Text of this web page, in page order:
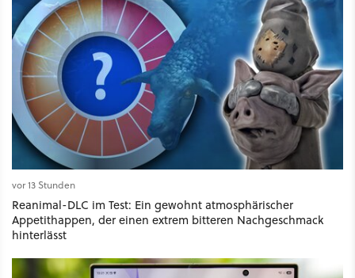
vor 13 Stunden
Reanimal-DLC im Test: Ein gewohnt atmosphärischer
Appetithappen, der einen extrem bitteren Nachgeschmack
hinterlässt